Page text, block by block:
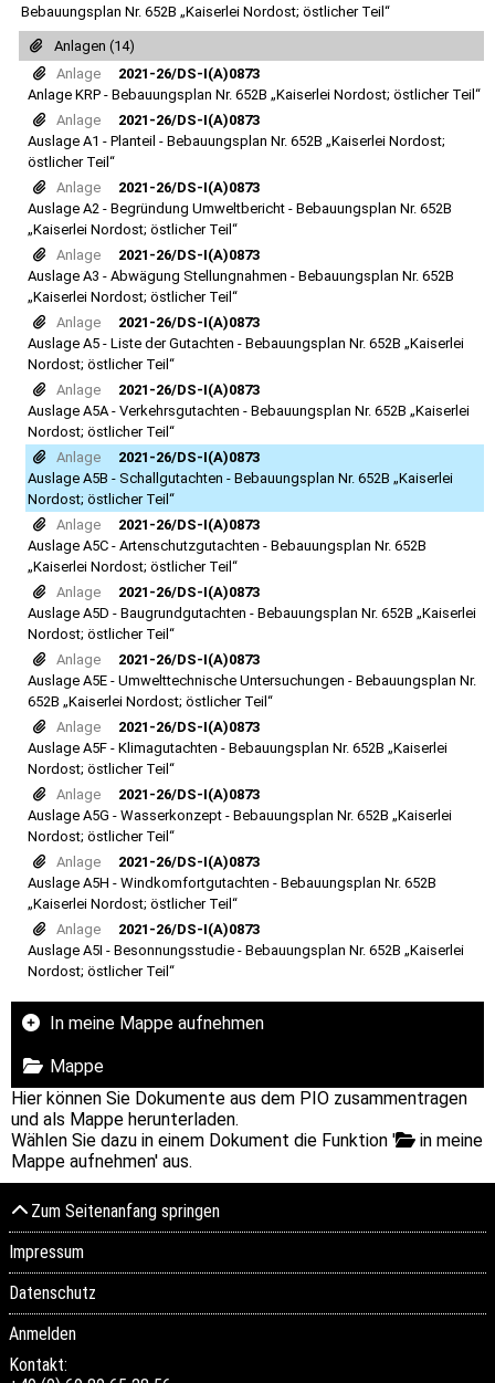
Bebauungsplan Nr. 652B „Kaiserlei Nordost; östlicher Teil“
Anlagen (14)
Anlage
2021-26/DS-I(A)0873
Anlage KRP - Bebauungsplan Nr. 652B „Kaiserlei Nordost; östlicher Teil“
Anlage
2021-26/DS-I(A)0873
Auslage A1 - Planteil - Bebauungsplan Nr. 652B „Kaiserlei Nordost;
östlicher Teil“
Anlage
2021-26/DS-I(A)0873
Auslage A2 - Begründung Umweltbericht - Bebauungsplan Nr. 652B
„Kaiserlei Nordost; östlicher Teil“
Anlage
2021-26/DS-I(A)0873
Auslage A3 - Abwägung Stellungnahmen - Bebauungsplan Nr. 652B
„Kaiserlei Nordost; östlicher Teil“
Anlage
2021-26/DS-I(A)0873
Auslage A5 - Liste der Gutachten - Bebauungsplan Nr. 652B „Kaiserlei
Nordost; östlicher Teil“
Anlage
2021-26/DS-I(A)0873
Auslage A5A - Verkehrsgutachten - Bebauungsplan Nr. 652B „Kaiserlei
Nordost; östlicher Teil“
Anlage
2021-26/DS-I(A)0873
Auslage A5B - Schallgutachten - Bebauungsplan Nr. 652B „Kaiserlei
Nordost; östlicher Teil“
Anlage
2021-26/DS-I(A)0873
Auslage A5C - Artenschutzgutachten - Bebauungsplan Nr. 652B
„Kaiserlei Nordost; östlicher Teil“
Anlage
2021-26/DS-I(A)0873
Auslage A5D - Baugrundgutachten - Bebauungsplan Nr. 652B „Kaiserlei
Nordost; östlicher Teil“
Anlage
2021-26/DS-I(A)0873
Auslage A5E - Umwelttechnische Untersuchungen - Bebauungsplan Nr.
652B „Kaiserlei Nordost; östlicher Teil“
Anlage
2021-26/DS-I(A)0873
Auslage A5F - Klimagutachten - Bebauungsplan Nr. 652B „Kaiserlei
Nordost; östlicher Teil“
Anlage
2021-26/DS-I(A)0873
Auslage A5G - Wasserkonzept - Bebauungsplan Nr. 652B „Kaiserlei
Nordost; östlicher Teil“
Anlage
2021-26/DS-I(A)0873
Auslage A5H - Windkomfortgutachten - Bebauungsplan Nr. 652B
„Kaiserlei Nordost; östlicher Teil“
Anlage
2021-26/DS-I(A)0873
Auslage A5I - Besonnungsstudie - Bebauungsplan Nr. 652B „Kaiserlei
Nordost; östlicher Teil“
In meine Mappe aufnehmen
Mappe
Hier können Sie Dokumente aus dem PIO zusammentragen
und als Mappe herunterladen.
Wählen Sie dazu in einem Dokument die Funktion '
in meine
Mappe aufnehmen' aus.
Zum Seitenanfang springen
Impressum
Datenschutz
Anmelden
Kontakt: